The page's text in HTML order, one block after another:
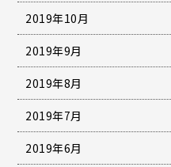
2019年10月
2019年9月
2019年8月
2019年7月
2019年6月